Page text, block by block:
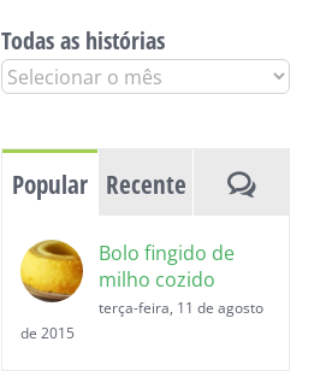
Todas as histórias
Todas
Popular Recente
Bolo fingido de
milho cozido
terça-feira, 11 de agosto
de 2015